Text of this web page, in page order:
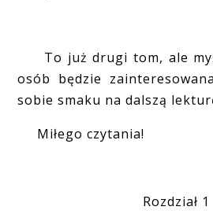
To już drugi tom, ale
osób będzie
sobie smaku na dalszą
Miłego czytania!
Rozdział 1